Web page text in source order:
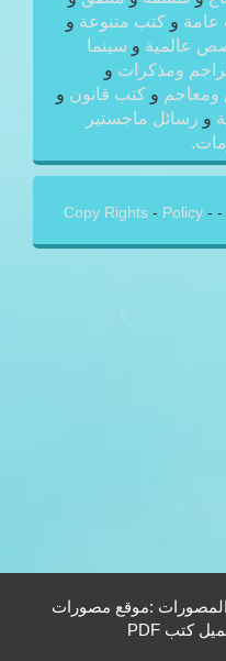
عامة و كتب متنوعة و
عالمية و سينما
ومذكرات و
ومعاجم و كتب قانون و
و رسائل ماجستير
-
Copy Rights - Policy -
:موقع مصورات